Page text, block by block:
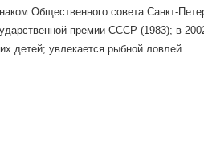
Общественного совета Санкт-
премии СССР (1983); в
детей; увлекается рыбной ловлей.